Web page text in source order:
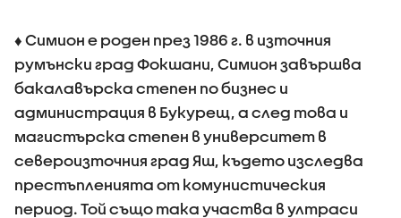
♦ Симион е роден през 1986 г. в източния
румънски град Фокшани, Симион завършва
бакалавърска степен по бизнес и
администрация в Букурещ, а след това и
магистърска степен в университет в
североизточния град Яш, където изследва
престъпленията от комунистическия
период. Той също така участва в ултраси